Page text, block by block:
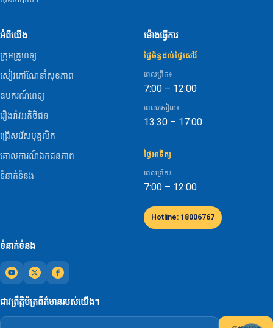
ទំនាក់ទំនង
អំពីយើង
ក្រុមគ្រូពេទ្យ
សៀវភៅណែនាំសុខភាព
ឧបករណ៍ពេទ្យ
រឿងរ៉ាវអតិថិជន
ជ្រើសរើសបុគ្គលិក
គោលការណ៍ឯកជនភាព
ទំនាក់ទំនង
ម៉ោងធ្វើការ
ថ្ងៃច័ន្ទដល់ថ្ងៃសៅរ៍
ពេលព្រឹក៖
7:00 – 12:00
ពេលរសៀល៖
13:30 – 17:00
ថ្ងៃអាទិត្យ
ពេលព្រឹក៖
7:00 – 12:00
Hotline: 18006767
ជាវព្រឹត្តិប័ត្រព័ត៌មានរបស់យើង។